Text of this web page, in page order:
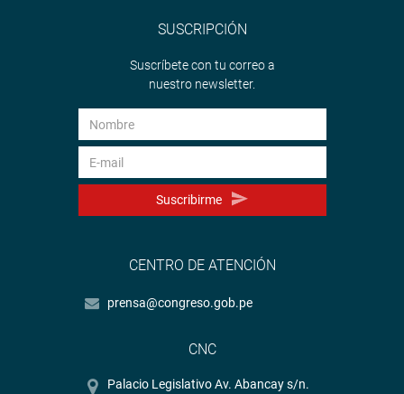
SUSCRIPCIÓN
Suscríbete con tu correo a
nuestro newsletter.
Suscribirme
CENTRO DE ATENCIÓN
prensa@congreso.gob.pe
CNC
Palacio Legislativo Av. Abancay s/n.